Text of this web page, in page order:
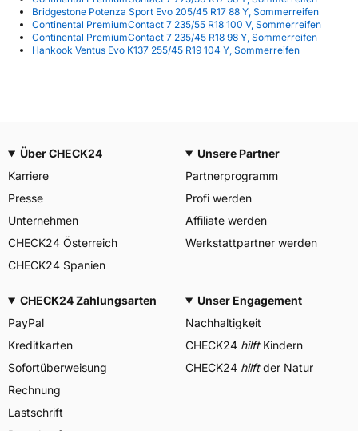
Bridgestone Potenza Sport Evo 205/45 R17 88 Y, Sommerreifen
Continental PremiumContact 7 235/55 R18 100 V, Sommerreifen
Continental PremiumContact 7 235/45 R18 98 Y, Sommerreifen
Hankook Ventus Evo K137 255/45 R19 104 Y, Sommerreifen
Über CHECK24
Karriere
Presse
Unternehmen
CHECK24 Österreich
CHECK24 Spanien
Unsere Partner
Partnerprogramm
Profi werden
Affiliate werden
Werkstattpartner werden
CHECK24 Zahlungsarten
PayPal
Kreditkarten
Sofortüberweisung
Rechnung
Lastschrift
Unser Engagement
Nachhaltigkeit
CHECK24 hilftKindern
CHECK24 hilftder Natur